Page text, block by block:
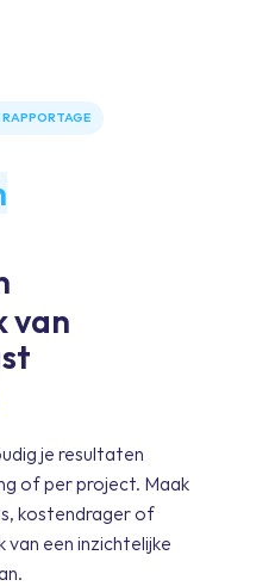
van
je resultaten
of per project. Maak
kostendrager of
een inzichtelijke